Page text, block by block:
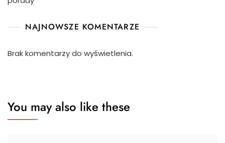
NAJNOWSZE KOMENTARZE
Brak komentarzy do wyświetlenia.
You may also like these